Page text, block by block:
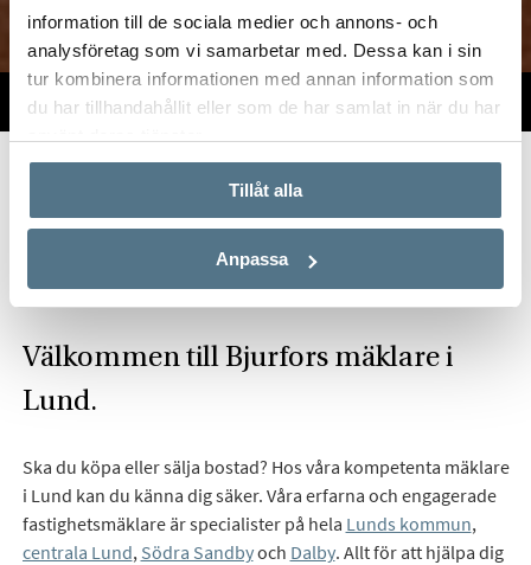
information till de sociala medier och annons- och
analysföretag som vi samarbetar med. Dessa kan i sin
tur kombinera informationen med annan information som
du har tillhandahållit eller som de har samlat in när du har
Tillåt alla
Anpassa
TILL SALU VI PÅ KONTORET VÄRDERA
Hitta mäklare i Lund
Välkommen till Bjurfors mäklare i
Lund.
Ska du köpa eller sälja bostad? Hos våra kompetenta mäklare
i Lund kan du känna dig säker. Våra erfarna och engagerade
fastighetsmäklare är specialister på hela Lunds kommun,
centrala Lund, Södra Sandbyoch Dalby. Allt för att hjälpa dig